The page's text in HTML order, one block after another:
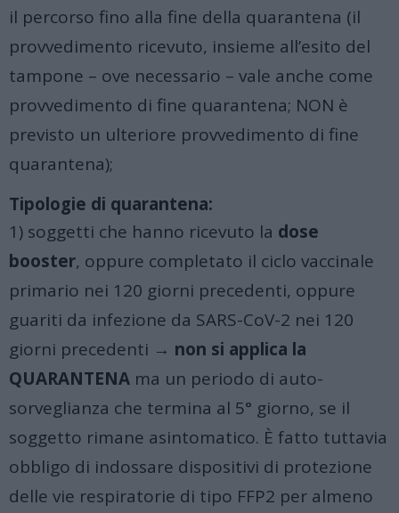
il percorso fino alla fine della quarantena (il
provvedimento ricevuto, insieme all’esito del
tampone – ove necessario – vale anche come
provvedimento di fine quarantena; NON è
previsto un ulteriore provvedimento di fine
quarantena);
Tipologie di quarantena:
1) soggetti che hanno ricevuto la dose
booster, oppure completato il ciclo vaccinale
primario nei 120 giorni precedenti, oppure
guariti da infezione da SARS-CoV-2 nei 120
giorni precedenti → non si applica la
QUARANTENA ma un periodo di auto-
sorveglianza che termina al 5° giorno, se il
soggetto rimane asintomatico. È fatto tuttavia
obbligo di indossare dispositivi di protezione
delle vie respiratorie di tipo FFP2 per almeno